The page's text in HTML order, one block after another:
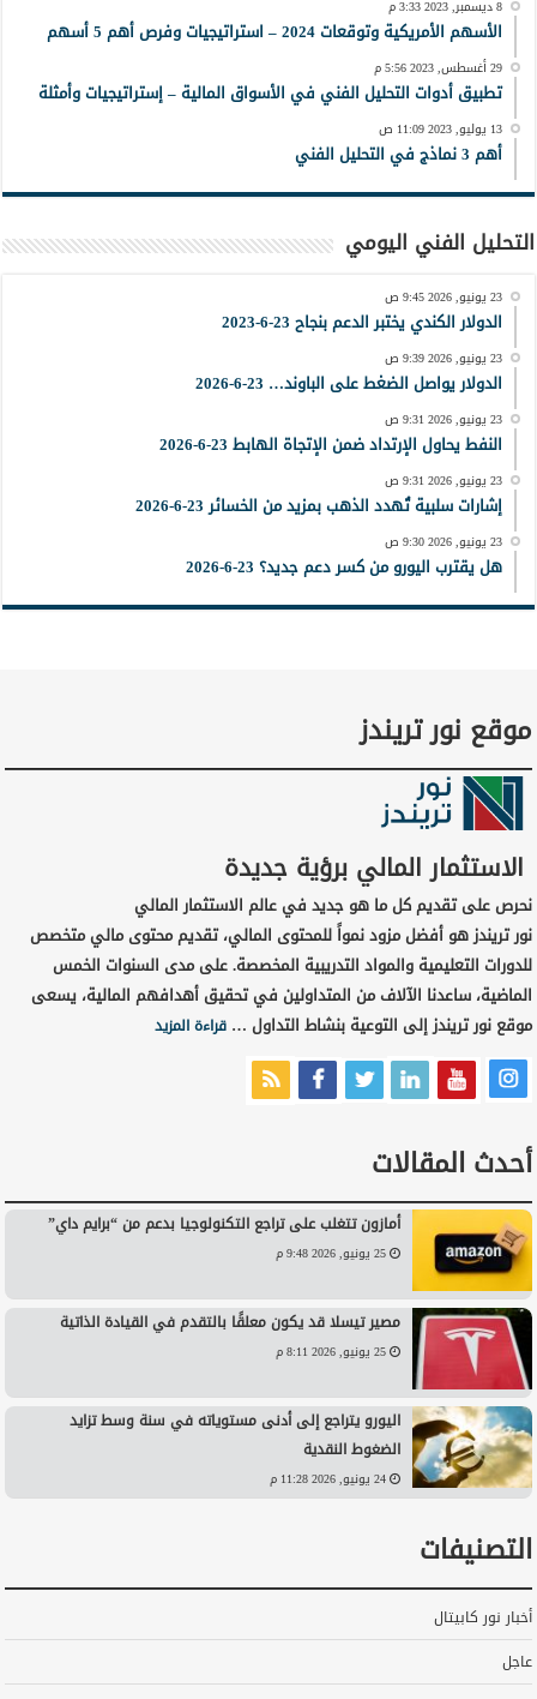
8 ديسمبر, 2023 3:33 م
الأسهم الأمريكية وتوقعات 2024 – استراتيجيات وفرص أهم 5 أسهم
29 أغسطس, 2023 5:56 م
تطبيق أدوات التحليل الفني في الأسواق المالية – إستراتيجيات وأمثلة
13 يوليو, 2023 11:09 ص
أهم 3 نماذج في التحليل الفني
التحليل الفني اليومي
23 يونيو, 2026 9:45 ص
الدولار الكندي يختبر الدعم بنجاح 23-6-2023
23 يونيو, 2026 9:39 ص
الدولار يواصل الضغط على الباوند… 23-6-2026
23 يونيو, 2026 9:31 ص
النفط يحاول الإرتداد ضمن الإتجاة الهابط 23-6-2026
23 يونيو, 2026 9:31 ص
إشارات سلبية تُهدد الذهب بمزيد من الخسائر 23-6-2026
23 يونيو, 2026 9:30 ص
هل يقترب اليورو من كسر دعم جديد؟ 23-6-2026
موقع نور تريندز
الاستثمار المالي برؤية جديدة
نحرص على تقديم كل ما هو جديد في عالم الاستثمار المالي
نور تريندز هو أفضل مزود نمواً للمحتوى المالي، تقديم محتوى مالي متخصص
للدورات التعليمية والمواد التدريبية المخصصة. على مدى السنوات الخمس
الماضية، ساعدنا الآلاف من المتداولين في تحقيق أهدافهم المالية، يسعى
موقع نور تريندز إلى التوعية بنشاط التداول …قراءة المزيد
أحدث المقالات
أمازون تتغلب على تراجع التكنولوجيا بدعم من “برايم داي”
25 يونيو, 2026 9:48 م
مصير تيسلا قد يكون معلقًا بالتقدم في القيادة الذاتية
25 يونيو, 2026 8:11 م
اليورو يتراجع إلى أدنى مستوياته في سنة وسط تزايد
الضغوط النقدية
24 يونيو, 2026 11:28 م
التصنيفات
أخبار نور كابيتال
عاجل